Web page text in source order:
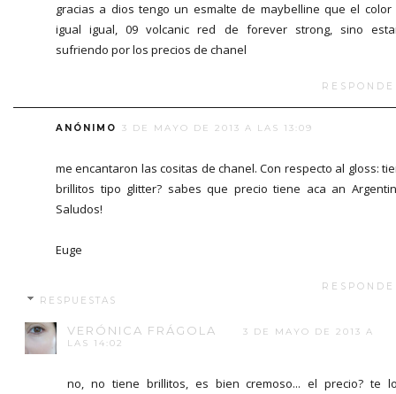
gracias a dios tengo un esmalte de maybelline que el color
igual igual, 09 volcanic red de forever strong, sino
sufriendo por los precios de chanel
ANÓNIMO 3 DE MAYO DE 2013 A LAS 13:09
me encantaron las cositas de chanel. Con respecto al gloss:
brillitos tipo glitter? sabes que precio tiene aca an
Saludos!
Euge
RESPUESTAS
VERÓNICA FRÁGOLA
3 DE MAYO DE 2013 A
LAS 14:02
no, no tiene brillitos, es bien cremoso... el precio? te